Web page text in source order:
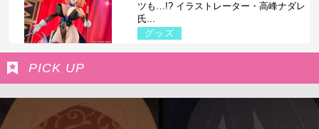
ツも…!? イラストレーター・高峰ナダレ
氏...
グッズ
PICK UP